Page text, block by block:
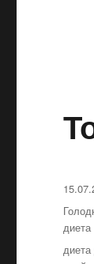
диета
Метки